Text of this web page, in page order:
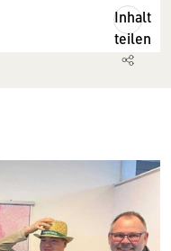
Inhalt
teilen